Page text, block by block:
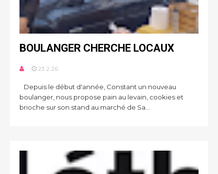
BOULANGER CHERCHE LOCAUX
23.2.26
Depuis le début d'année, Constant un nouveau
boulanger, nous propose pain au levain, cookies et
brioche sur son stand au marché de Sa...